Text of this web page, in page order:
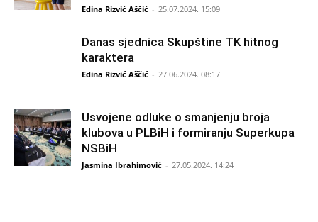
Edina Rizvić Aščić - 25.07.2024. 15:09
Danas sjednica Skupštine TK hitnog
karaktera
Edina Rizvić Aščić - 27.06.2024. 08:17
Usvojene odluke o smanjenju broja
klubova u PLBiH i formiranju Superkupa
NSBiH
Jasmina Ibrahimović - 27.05.2024. 14:24